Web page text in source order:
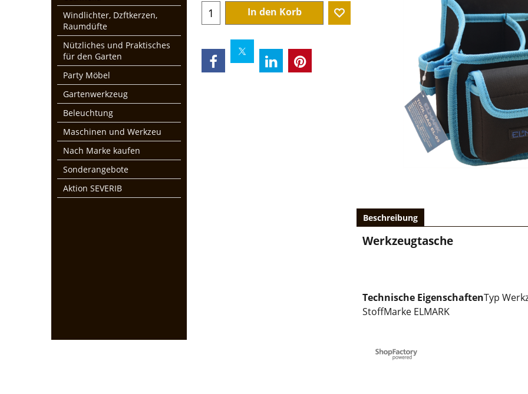
Windlichter, Dzftkerzen,
Raumdüfte
Nützliches und Praktisches
für den Garten
Party Möbel
Gartenwerkzeug
Beleuchtung
Maschinen und Werkzeu
Nach Marke kaufen
Sonderangebote
Aktion SEVERIB
Lieferzeit: 5-7 Tagen
In den Korb
Beschreibung
Werkzeugtasche
Technische EigenschaftenTyp
StoffMarke ELMARK
WebShop erstellt mit ShopFactory Shop Software.